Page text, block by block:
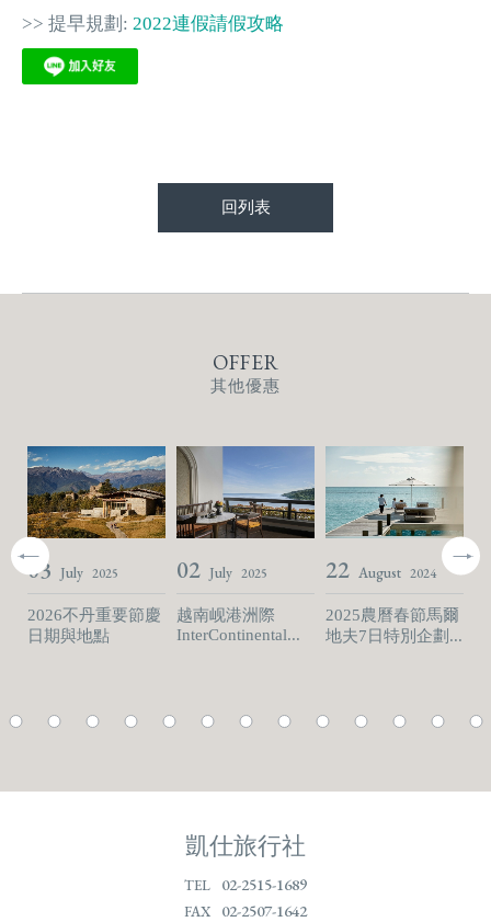
>> 提早規劃: 2022連假請假攻略
回列表
OFFER
其他優惠
03 July 2025
2026不丹重要節慶
日期與地點
02 July 2025
越南岘港洲際
InterContinental...
22 August 2024
2025農曆春節馬爾
地夫7日特別企劃...
凱仕旅行社
TEL 02-2515-1689
FAX 02-2507-1642